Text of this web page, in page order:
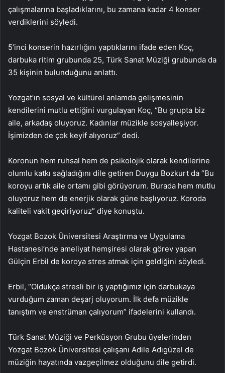
çalışmalarına başladıklarını, bu zamana kadar 4 konser
verdiklerini söyledi.
5’inci konserin hazırlığını yaptıklarını ifade eden Koç,
darbuka ritim grubunda 25, Türk Sanat Müziği grubunda da
35 kişinin bulunduğunu anlattı.
Yozgat’ın sosyal ve kültürel anlamda gelişmesinin
kendilerini mutlu ettiğini vurgulayan Koç, “Bu grupta biz
aile, arkadaş oluyoruz. Kadınlar müzikle sosyalleşiyor.
İşimizden de çok keyif alıyoruz” dedi.
Koronun hem ruhsal hem de psikolojik olarak kendilerine
olumlu katkı sağladığını dile getiren Duygu Bozkurt da “Bu
koroyu artık aile ortamı gibi görüyorum. Burada hem mutlu
oluyoruz hem de enerjik olarak güne başlıyoruz. Koroda
kaliteli vakit geçiriyoruz” diye konuştu.
Yozgat Bozok Üniversitesi Araştırma ve Uygulama
Hastanesi’nde ameliyat hemşiresi olarak görev yapan
Gülçin Erbil de koroya stres atmak için geldiğini söyledi.
Erbil, “Oldukça stresli bir iş yaptığımız için darbukaya
vurduğum zaman deşarj oluyorum. İlk defa müzikle
tanıştım ve enstrüman çalıyorum” ifadelerini kullandı.
Türk Sanat Müziği ve Perküsyon Grubu üyelerinden
Yozgat Bozok Üniversitesi çalışanı Adile Adıgüzel de
müziğin hayatında vazgeçilmez olduğunu dile getirdi.